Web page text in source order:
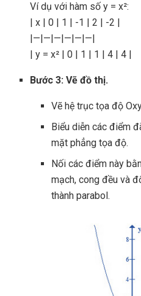
Ví dụ với hàm số y = x²:
| x | 0 | 1 | -1 | 2 | -2 |
|—|—|—|—|—|—|
| y = x² | 0 | 1 | 1 | 4 | 4 |
Bước 3: Vẽ đồ thị.
Vẽ hệ trục tọa độ
Biểu diễn các điểm
mặt phẳng tọa độ.
Nối các điểm này
mạch, cong đều và
thành parabol.